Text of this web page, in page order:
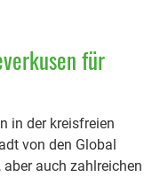
für
in der kreisfreien
von den Global
auch zahlreichen